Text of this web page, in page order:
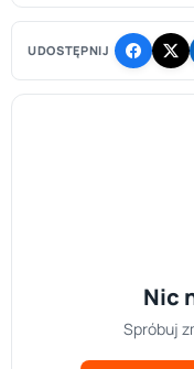
UDOSTĘPNIJ
Nic
Spróbuj